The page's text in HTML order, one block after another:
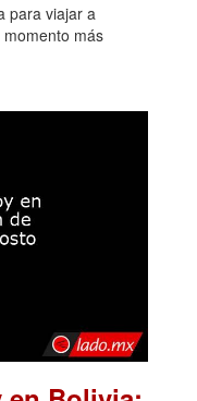
para viajar a
más